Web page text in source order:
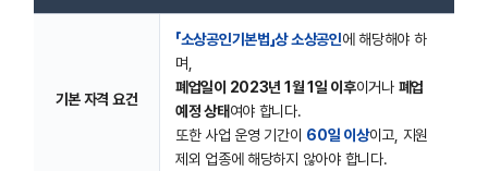
기본 자격 요건
「소상공인기본법」상 소상공인에 해당해야 하
며,
폐업일이 2023년 1월 1일 이후이거나 폐업
예정 상태여야 합니다.
또한 사업 운영 기간이 60일 이상이고, 지원
제외 업종에 해당하지 않아야 합니다.